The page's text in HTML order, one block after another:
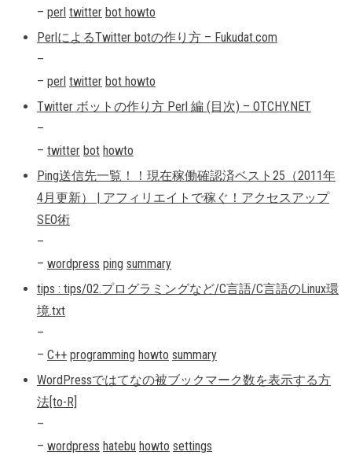
– perl twitter bot howto
PerlによるTwitter botの作り方 – Fukudat.com
–
– perl twitter bot howto
Twitter ボットの作り方 Perl 編 (目次) – OTCHY.NET
–
– twitter bot howto
Ping送信先一覧！！現在稼働確認済ベスト25（2011年
4月更新） | アフィリエイトで稼ぐ！アクセスアップ
SEO術
–
– wordpress ping summary
tips : tips/02.プログラミングなど/C言語/C言語のLinux環
境.txt
–
– C++ programming howto summary
WordPressではてなの被ブックマーク数を表示する方
法[to-R]
–
– wordpress hatebu howto settings